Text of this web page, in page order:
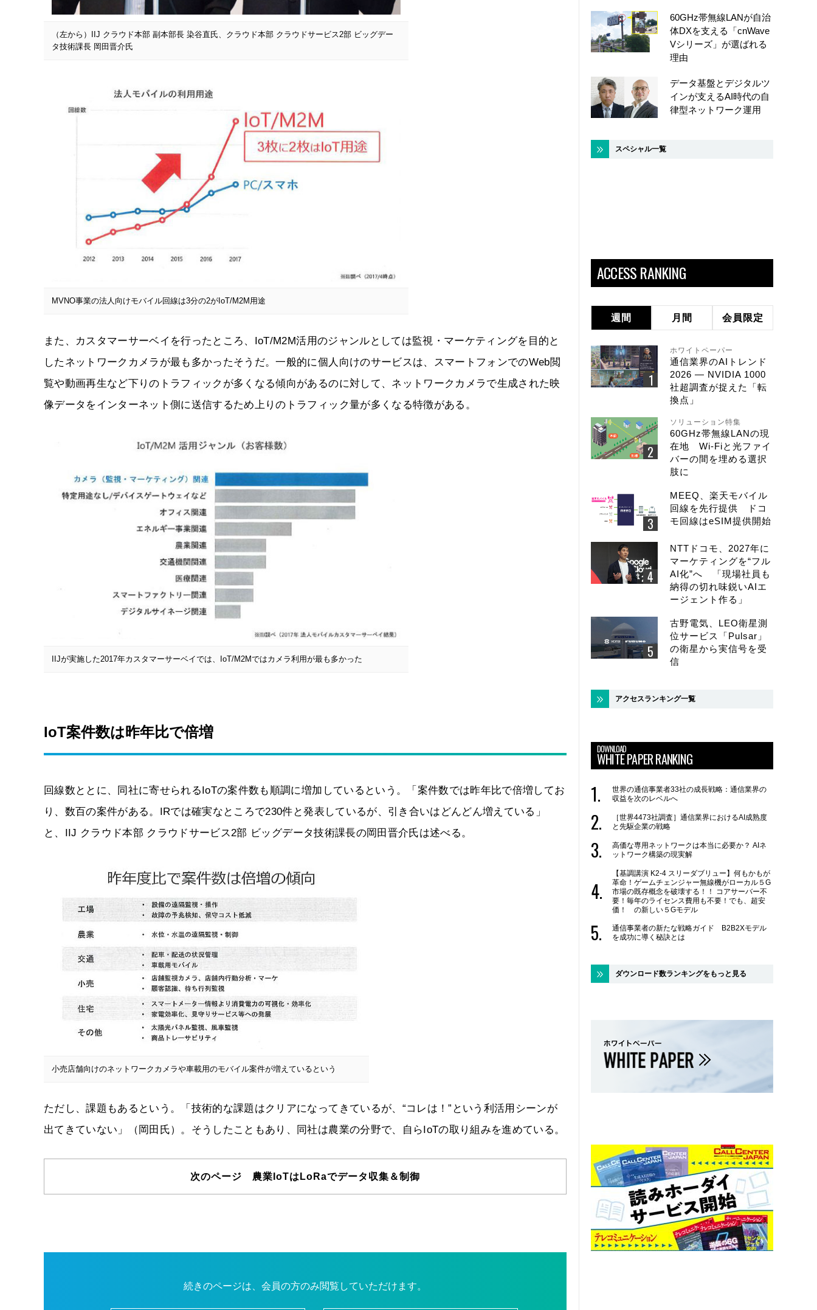
（左から）IIJ クラウド本部 副本部長 染谷直氏、クラウド本部 クラウドサービス2部 ビッグデー
タ技術課長 岡田晋介氏
MVNO事業の法人向けモバイル回線は3分の2がIoT/M2M用途
また、カスタマーサーベイを行ったところ、IoT/M2M活用のジャンルとしては監視・マーケティングを目的と
したネットワークカメラが最も多かったそうだ。一般的に個人向けのサービスは、スマートフォンでのWeb閲
覧や動画再生など下りのトラフィックが多くなる傾向があるのに対して、ネットワークカメラで生成された映
像データをインターネット側に送信するため上りのトラフィック量が多くなる特徴がある。
IIJが実施した2017年カスタマーサーベイでは、IoT/M2Mではカメラ利用が最も多かった
IoT案件数は昨年比で倍増
回線数ととに、同社に寄せられるIoTの案件数も順調に増加しているという。「案件数では昨年比で倍増してお
り、数百の案件がある。IRでは確実なところで230件と発表しているが、引き合いはどんどん増えている」
と、IIJ クラウド本部 クラウドサービス2部 ビッグデータ技術課長の岡田晋介氏は述べる。
小売店舗向けのネットワークカメラや車載用のモバイル案件が増えているという
ただし、課題もあるという。「技術的な課題はクリアになってきているが、“コレは！”という利活用シーンが
出てきていない」（岡田氏）。そうしたこともあり、同社は農業の分野で、自らIoTの取り組みを進めている。
次のページ 農業IoTはLoRaでデータ収集＆制御
続きのページは、会員の方のみ閲覧していただけます。
60GHz帯無線LANが自治
体DXを支える「cnWave
Vシリーズ」が選ばれる
理由
データ基盤とデジタルツ
インが支えるAI時代の自
律型ネットワーク運用
スペシャル一覧
ACCESS RANKING
週間 月間 会員限定
ホワイトペーパー
通信業界のAIトレンド
2026 ― NVIDIA 1000
社超調査が捉えた「転
換点」
ソリューション特集
60GHz帯無線LANの現
在地 Wi-Fiと光ファイ
バーの間を埋める選択
肢に
MEEQ、楽天モバイル
回線を先行提供 ドコ
モ回線はeSIM提供開始
NTTドコモ、2027年に
マーケティングを“フル
AI化”へ 「現場社員も
納得の切れ味鋭いAIエ
ージェント作る」
古野電気、LEO衛星測
位サービス「Pulsar」
の衛星から実信号を受
信
アクセスランキング一覧
DOWNLOAD
WHITE PAPER RANKING
世界の通信事業者33社の成長戦略：通信業界の
収益を次のレベルへ
［世界4473社調査］通信業界におけるAI成熟度
と先駆企業の戦略
高価な専用ネットワークは本当に必要か？ AIネ
ットワーク構築の現実解
【基調講演 K2-4 スリーダブリュー】何もかもが
革命！ゲームチェンジャー無線機がローカル５G
市場の既存概念を破壊する！！ コアサーバー不
要！毎年のライセンス費用も不要！でも、超安
価！ の新しい５Gモデル
通信事業者の新たな戦略ガイド B2B2Xモデル
を成功に導く秘訣とは
ダウンロード数ランキングをもっと見る